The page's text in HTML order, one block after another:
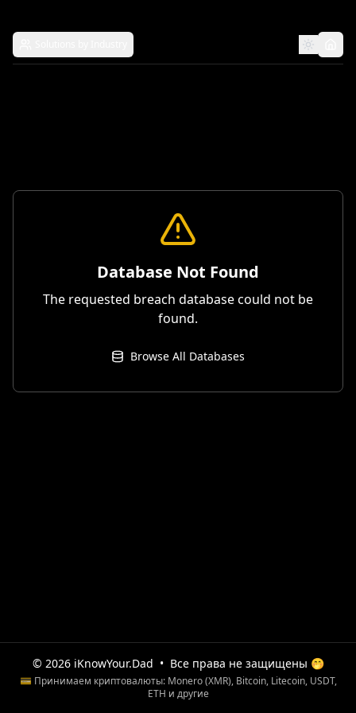
Database Not Found
The requested breach database could not be
found.
Browse All Databases
© 2026 iKnowYour.Dad • Все права не защищены 🤭
💳 Принимаем криптовалюты: Monero (XMR), Bitcoin, Litecoin, USDT,
ETH и другие